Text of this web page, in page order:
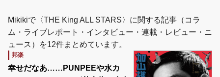
Mikikiで〈THE King ALL STARS〉に関する記事（コラ
ム・ライブレポート・インタビュー・連載・レビュー・ニ
ュース）を12件まとめています。
邦楽
幸せだなあ……PUNPEEや水カ